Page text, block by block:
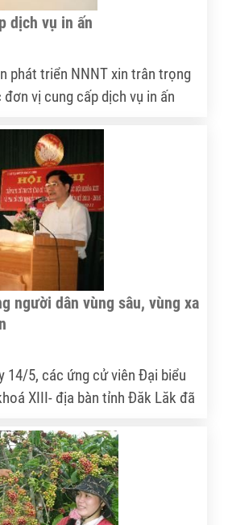
dịch vụ in ấn
phát triển NNNT xin trân trọng
vị cung cấp dịch vụ in ấn
người dân vùng sâu, vùng xa
14/5, các ứng cử viên Đại biểu
XIII- địa bàn tỉnh Đăk Lăk đã